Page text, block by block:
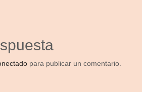
para publicar un comentario.